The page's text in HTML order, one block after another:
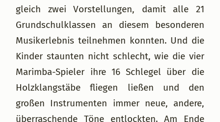
gleich zwei Vorstellungen, damit alle 21
Grundschulklassen an diesem besonderen
Musikerlebnis teilnehmen konnten. Und die
Kinder staunten nicht schlecht, wie die vier
Marimba-Spieler ihre 16 Schlegel über die
Holzklangstäbe fliegen ließen und den
großen Instrumenten immer neue, andere,
überraschende Töne entlockten. Am Ende